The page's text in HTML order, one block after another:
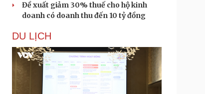
Đề xuất giảm 30% thuế cho hộ kinh
doanh có doanh thu đến 10 tỷ đồng
DU LỊCH